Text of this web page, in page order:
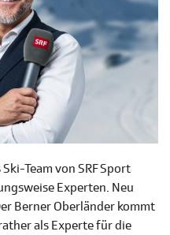
Team von SRF Sport
Experten. Neu
Berner Oberländer kommt
als Experte für die